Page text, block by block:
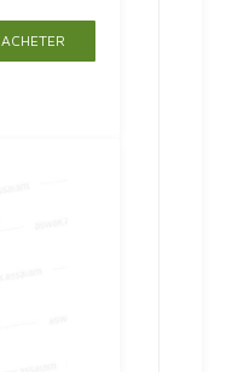
ACHETER